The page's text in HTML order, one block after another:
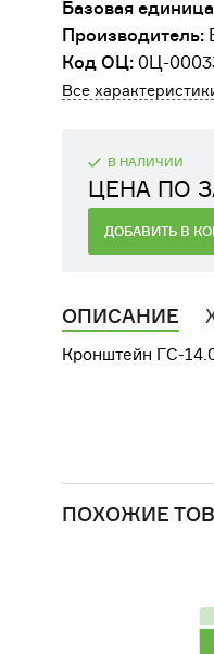
ДВИГАТЕЛИ
ОБОРУДОВАНИЕ
МАШИНИСТОВ
ТРАНСМИССИЯ,
Базовая
Производитель:
Код ОЦ:0Ц-
Все
В НАЛИЧИИ
ЦЕНА ПО
ДОБАВИТЬ В
ОПИСАНИЕ
Кронштейн ГС-
ПОХОЖИЕ